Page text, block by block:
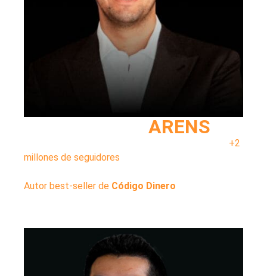
ARENS
+2
millones de seguidores
Autor best-seller de Código Dinero